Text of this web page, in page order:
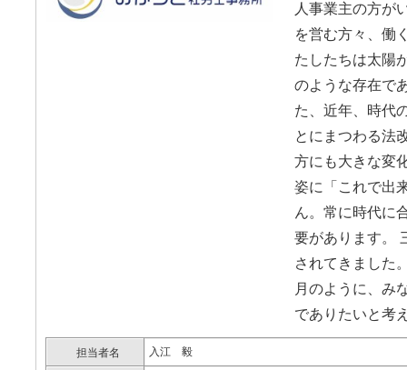
人事業主の方が
を営む方々、働
たしたちは太陽
のような存在で
た、近年、時代
とにまつわる法
方にも大きな変
姿に「これで出
ん。常に時代に
要があります。
されてきました
月のように、み
でありたいと考
担当者名 入江 毅